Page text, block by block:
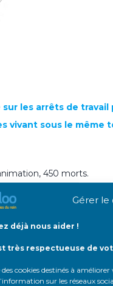
Gérer le
déjà nous aider !
très respectueuse de
des cookies destinés à
sur les réseaux
les arrêts de
vivant sous le même
450 morts.
son suivi médical
en réanimation, 264
à l'épidémie ont été